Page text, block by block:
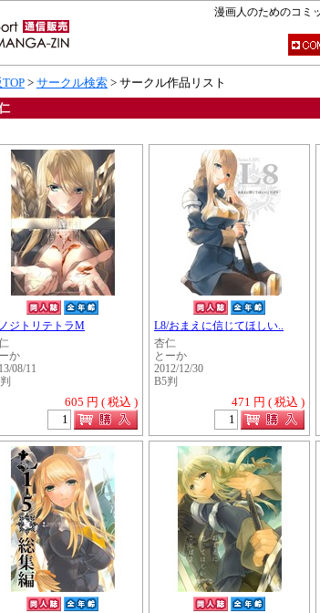
漫画人のためのコミ
> サークル検索 > サークル作品リスト
ジトリテトラM
か
08/11
605 円 ( 税込 )
L8/おまえに信じてほしい..
杏仁
とーか
2012/12/30
B5判
471 円 ( 税込 )